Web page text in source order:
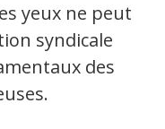
yeux ne peut
syndicale
des